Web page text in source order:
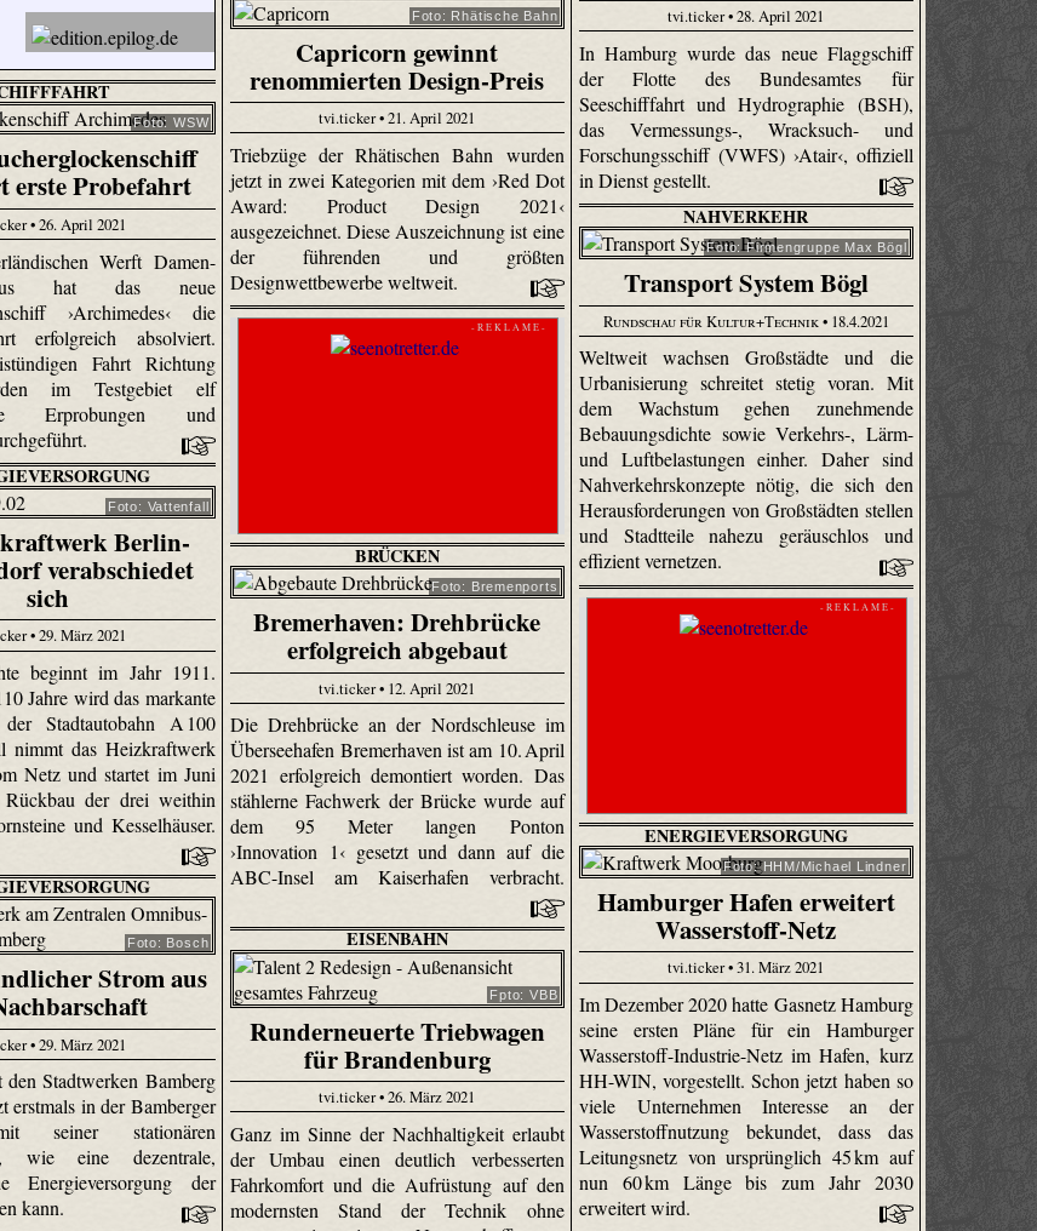
Foto: WSW
erste Probefahrt
• 26. April 2021
Werft Damen-
hat das neue
›Archimedes‹ die
erfolgreich absolviert.
Fahrt Richtung
im Testgebiet elf
Erprobungen und
tvi.ticker • 28. April 2021
In Hamburg wurde das neue Flaggschiff
der Flotte des Bundesamtes für
Seeschifffahrt und Hydrographie (BSH),
das Vermessungs-, Wracksuch- und
Forschungsschiff (VWFS) ›Atair‹, offiziell
in Dienst gestellt.
Foto: Rhätische Bahn
Capricorn gewinnt
renommierten Design-Preis
tvi.ticker • 21. April 2021
Triebzüge der Rhätischen Bahn wurden
jetzt in zwei Kategorien mit dem ›Red Dot
Award: Product Design 2021‹
ausgezeichnet. Diese Auszeichnung ist eine
der führenden und größten
Designwettbewerbe weltweit.
NAHVERKEHR
Foto: Firmengruppe Max Bögl
Transport System Bögl
Rundschau für Kultur+Technik• 18.4.2021
Weltweit wachsen Großstädte und die
Urbanisierung schreitet stetig voran. Mit
dem Wachstum gehen zunehmende
Bebauungsdichte sowie Verkehrs-, Lärm-
und Luftbelastungen einher. Daher sind
Nahverkehrskonzepte nötig, die sich den
Herausforderungen von Großstädten stellen
und Stadtteile nahezu geräuschlos und
effizient vernetzen.
- R E K L A M E -
BRÜCKEN
Foto: Bremenports
Bremerhaven: Drehbrücke
erfolgreich abgebaut
tvi.ticker • 12. April 2021
Die Drehbrücke an der Nordschleuse im
Überseehafen Bremerhaven ist am 10. April
2021 erfolgreich demontiert worden. Das
stählerne Fachwerk der Brücke wurde auf
dem 95 Meter langen Ponton
›Innovation 1‹ gesetzt und dann auf die
ABC-Insel am Kaiserhafen verbracht.
Foto: Vattenfall
Berlin-
verabschiedet
sich
• 29. März 2021
beginnt im Jahr 1911.
Jahre wird das markante
Stadtautobahn A 100
nimmt das Heizkraftwerk
Netz und startet im Juni
der drei weithin
und Kesselhäuser.
- R E K L A M E -
ENERGIEVERSORGUNG
Foto: HHM/Michael Lindner
Hamburger Hafen erweitert
Wasserstoff-Netz
tvi.ticker • 31. März 2021
Im Dezember 2020 hatte Gasnetz Hamburg
seine ersten Pläne für ein Hamburger
Wasserstoff-Industrie-Netz im Hafen, kurz
HH-WIN, vorgestellt. Schon jetzt haben so
viele Unternehmen Interesse an der
Wasserstoffnutzung bekundet, dass das
Leitungsnetz von ursprünglich 45 km auf
nun 60 km Länge bis zum Jahr 2030
erweitert wird.
Foto: Bosch
Strom aus
• 29. März 2021
den Stadtwerken Bamberg
erstmals in der Bamberger
seiner stationären
wie eine dezentrale,
Energieversorgung der
kann.
EISENBAHN
Fpto: VBB
Runderneuerte Triebwagen
für Brandenburg
tvi.ticker • 26. März 2021
Ganz im Sinne der Nachhaltigkeit erlaubt
der Umbau einen deutlich verbesserten
Fahrkomfort und die Aufrüstung auf den
modernsten Stand der Technik ohne